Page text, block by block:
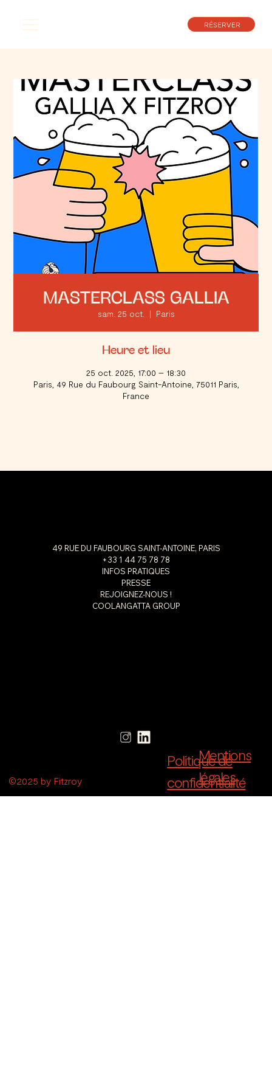
RÉSERVER
MASTERCLASS GALLIA
sam. 25 oct.
  |
Paris
Heure et lieu
25 oct. 2025, 17:00 – 18:30
Paris, 49 Rue du Faubourg Saint-Antoine, 75011 Paris,
France
49 RUE DU FAUBOURG SAINT-ANTOINE, PARIS
+33 1 44 75 78 78
INFOS PRATIQUES
PRESSE
REJOIGNEZ-NOUS !
COOLANGATTA GROUP
Politique de
confidentialité
Mentions
légales
©2025 by Fitzroy